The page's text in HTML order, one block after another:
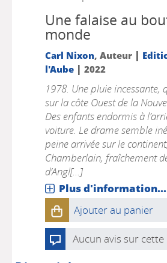
Une falaise au
monde
Carl Nixon, Auteur |
l'Aube| 2022
1978. Une pluie incessante,
sur la côte Ouest de la
Des enfants endormis à
voiture. Le drame semble
peine arrivée sur le
Chamberlain, fraîchement
d’Angl[...]
Plus d'information...
Ajouter au panier
Aucun avis sur cette